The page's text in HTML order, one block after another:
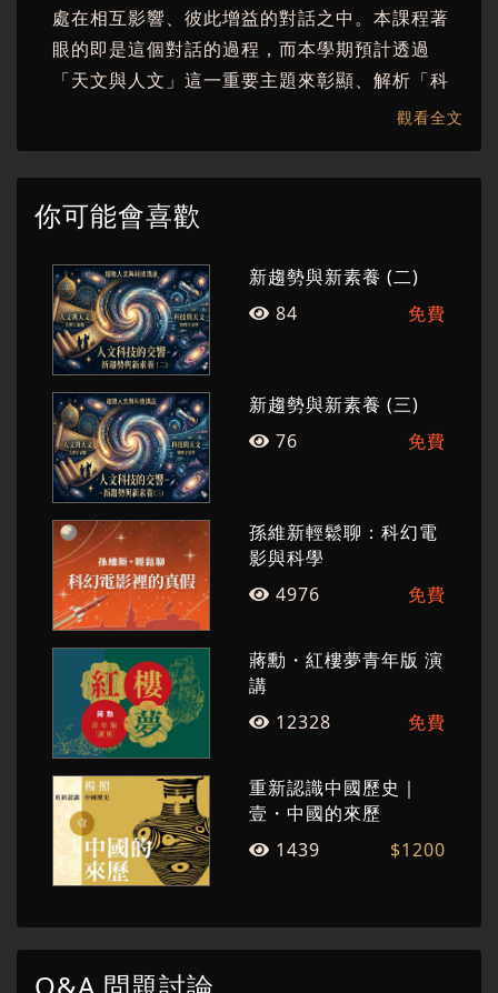
處在相互影響、彼此增益的對話之中。本課程著
眼的即是這個對話的過程，而本學期預計透過
「天文與人文」這一重要主題來彰顯、解析「科
技」與「人文」複雜的往來互動。我們將邀請王
家，針對大自然與人類的關係，如物理宇宙學、
古典宇宙觀、災害防治、天空政治學等主題，重
新省思當代的自然觀。
希望這課程帶給學生開闊、時新的視野，同時對
當代「人文」、「科技」的核心議題有及時、切
題的反思。
觀看全文
你可能會喜歡
新趨勢與新素養 (二)
84
免費
新趨勢與新素養 (三)
76
免費
孫維新輕鬆聊：科幻電
影與科學
4976
免費
蔣勳・紅樓夢青年版 演
講
12328
免費
重新認識中國歷史｜
壹・中國的來歷
1439
$1200